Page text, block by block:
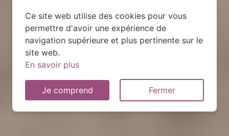
Ce site web utilise des cookies pour vous
permettre d'avoir une expérience de
navigation supérieure et plus pertinente sur le
site web.
En savoir plus
Je comprend Fermer